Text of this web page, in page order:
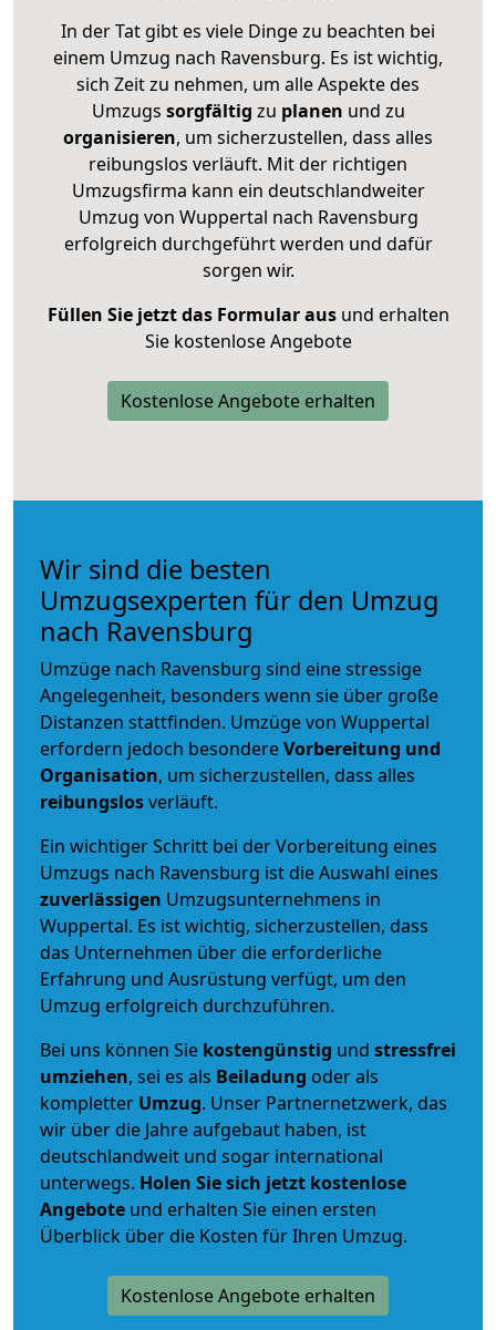
In der Tat gibt es viele Dinge zu beachten bei
einem Umzug nach Ravensburg. Es ist wichtig,
sich Zeit zu nehmen, um alle Aspekte des
Umzugs sorgfältig zu planen und zu
organisieren, um sicherzustellen, dass alles
reibungslos verläuft. Mit der richtigen
Umzugsfirma kann ein deutschlandweiter
Umzug von Wuppertal nach Ravensburg
erfolgreich durchgeführt werden und dafür
sorgen wir.
Füllen Sie jetzt das Formular ausund erhalten
Sie kostenlose Angebote
Kostenlose Angebote erhalten
Wir sind die besten
Umzugsexperten für den Umzug
nach Ravensburg
Umzüge nach Ravensburg sind eine stressige
Angelegenheit, besonders wenn sie über große
Distanzen stattfinden. Umzüge von Wuppertal
erfordern jedoch besondereVorbereitung und
Organisation, um sicherzustellen, dass alles
reibungslosverläuft.
Ein wichtiger Schritt bei der Vorbereitung eines
Umzugs nach Ravensburg ist die Auswahl eines
zuverlässigen Umzugsunternehmens in
Wuppertal. Es ist wichtig, sicherzustellen, dass
das Unternehmen über die erforderliche
Erfahrung und Ausrüstung verfügt, um den
Umzug erfolgreich durchzuführen.
Bei uns können Sie kostengünstig und stressfrei
umziehen, sei es als Beiladung oder als
kompletter Umzug. Unser Partnernetzwerk, das
wir über die Jahre aufgebaut haben, ist
deutschlandweit und sogar international
unterwegs. Holen Sie sich jetzt kostenlose
Angebote und erhalten Sie einen ersten
Überblick über die Kosten für Ihren Umzug.
Kostenlose Angebote erhalten